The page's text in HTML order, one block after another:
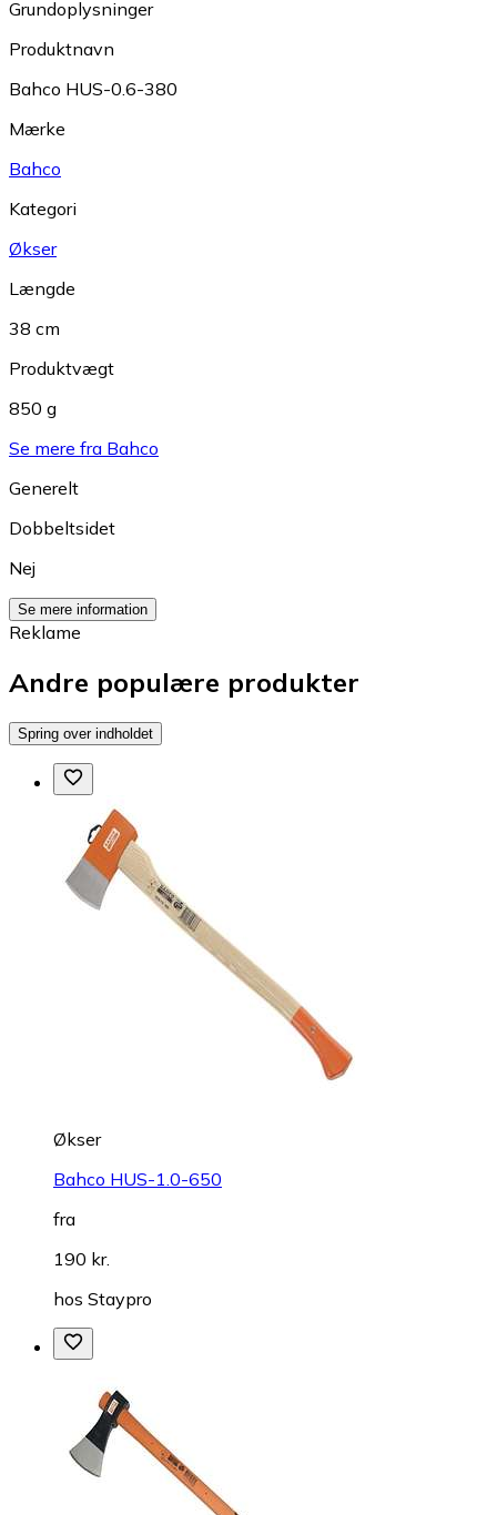
Grundoplysninger
Produktnavn
Bahco HUS-0.6-380
Mærke
Bahco
Kategori
Økser
Længde
38 cm
Produktvægt
850 g
Se mere fra Bahco
Generelt
Dobbeltsidet
Nej
Se mere information
Reklame
Andre populære produkter
Spring over indholdet
Økser
Bahco HUS-1.0-650
fra
190 kr.
hos Staypro